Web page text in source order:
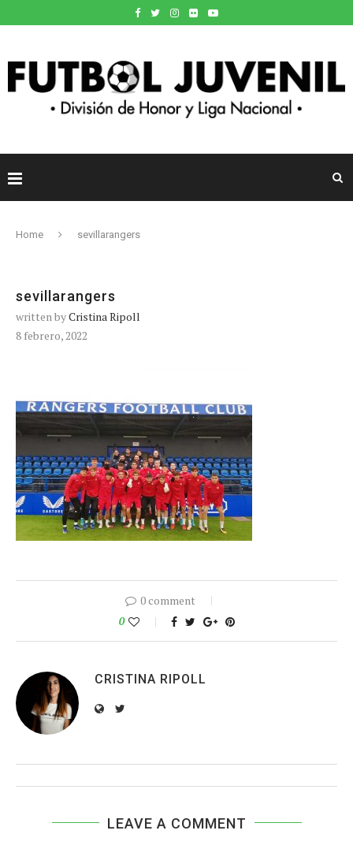
Home sevillarangers
sevillarangers
written byCristina Ripoll
8 febrero, 2022
0 comment
0
CRISTINA RIPOLL
LEAVE A COMMENT